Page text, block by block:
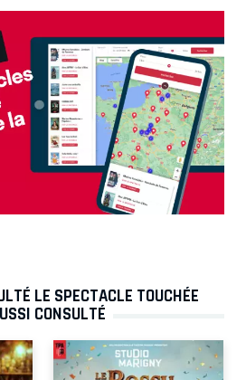
LE SPECTACLE TOUCHÉE
CONSULTÉ